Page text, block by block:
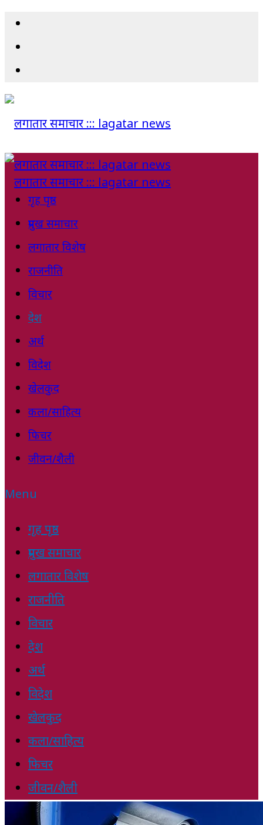
गृह पृष्ठ
प्रमुख समाचार
लगातार विशेष
राजनीति
विचार
देश
अर्थ
विदेश
खेलकुद
कला/साहित्य
फिचर
जीवन/शैली
Menu
गृह पृष्ठ
प्रमुख समाचार
लगातार विशेष
राजनीति
विचार
देश
अर्थ
विदेश
खेलकुद
कला/साहित्य
फिचर
जीवन/शैली